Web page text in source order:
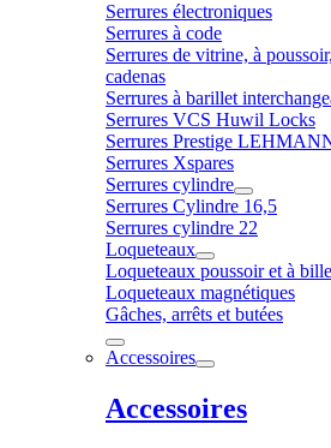
Serrures électroniques
Serrures à code
Serrures de vitrine, à
cadenas
Serrures à barillet
Serrures VCS Huwil Locks
Serrures Prestige
Serrures Xspares
Serrures cylindre
Serrures Cylindre 16,5
Serrures cylindre 22
Loqueteaux
Loqueteaux poussoir et à
Loqueteaux magnétiques
Gâches, arrêts et butées
Accessoires
Accessoires